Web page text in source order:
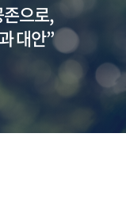
으로,
대안”